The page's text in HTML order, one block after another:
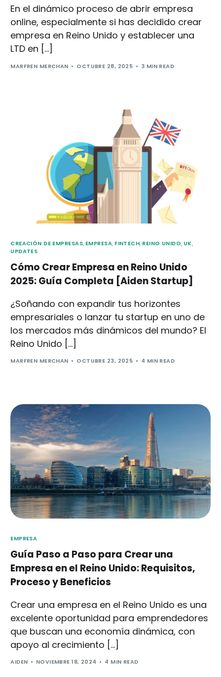
En el dinámico proceso de abrir empresa
online, especialmente si has decidido crear
empresa en Reino Unido y establecer una
LTD en […]
MARFREN MERCHAN OCTUBRE 28, 2025 3 MIN READ
CREACIÓN DE EMPRESAS, EMPRESA, FINTECH, REINO UNIDO, UK,
UPDATES
Cómo Crear Empresa en Reino Unido
2025: Guía Completa [Aiden Startup]
¿Soñando con expandir tus horizontes
empresariales o lanzar tu startup en uno de
los mercados más dinámicos del mundo? El
Reino Unido […]
MARFREN MERCHAN OCTUBRE 23, 2025 4 MIN READ
EMPRESA
Guía Paso a Paso para Crear una
Empresa en el Reino Unido: Requisitos,
Proceso y Beneficios
Crear una empresa en el Reino Unido es una
excelente oportunidad para emprendedores
que buscan una economía dinámica, con
apoyo al crecimiento […]
AIDEN NOVIEMBRE 18, 2024 4 MIN READ